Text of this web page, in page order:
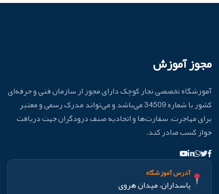
مجوز آموزش
آموزشگاه تخصصی نجار کوچک دارای مجوز از سازمان فنی و حرفه‌ای
کشور با شماره 34509 می‌باشد و می‌تواند مدرک رسمی و معتبر
برای مهاجرت، سفارت‌ها و اتحادیه صنف درودگران جهت دریافت
جواز کسب صادر کند.
آدرس آموزشگاه
پاسداران، میدان هروی